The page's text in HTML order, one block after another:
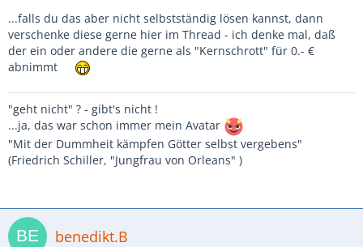
...falls du das aber nicht selbstständig lösen kannst, dann
verschenke diese gerne hier im Thread - ich denke mal, daß
der ein oder andere die gerne als "Kernschrott" für 0.- €
abnimmt
"geht nicht" ? - gibt's nicht !
...ja, das war schon immer mein Avatar
"Mit der Dummheit kämpfen Götter selbst vergebens"
(Friedrich Schiller, "Jungfrau von Orleans" )
benedikt.B